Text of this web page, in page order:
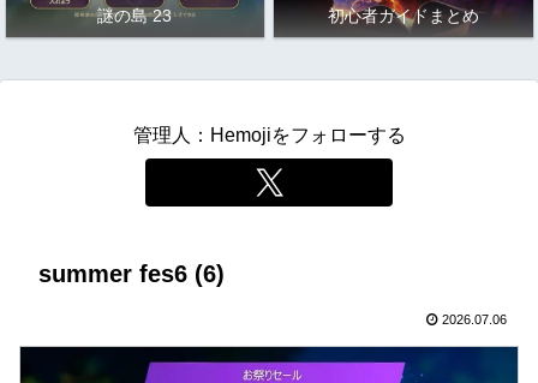
謎の島 23 初心者ガイドまとめ
管理人：Hemojiをフォローする
summer fes6 (6)
2026.07.06